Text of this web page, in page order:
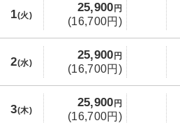
1(火)
25,900 円
(16,700円)
2(水)
25,900 円
(16,700円)
3(木)
25,900 円
(16,700円)